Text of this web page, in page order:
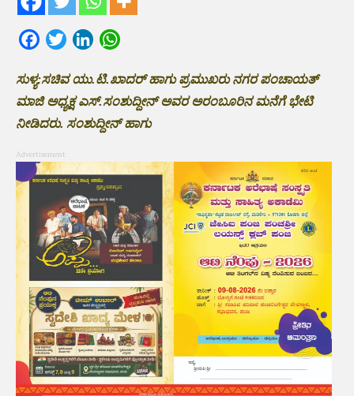
FacebookTwitterLinkedIn
ಸುಳ್ಯ:ಸಚಿವ ಯು.ಟಿ.ಖಾದರ್ ಹಾಗು ಪ್ರಮುಖರು ‌ನಗರ ಪಂಚಾಯತ್
ಮಾಜಿ ಅಧ್ಯಕ್ಷ ಎಸ್.ಸಂಶುದ್ದೀನ್ ಅವರ ಅರಂಬೂರಿನ ಮನೆಗೆ ಭೇಟಿ
ನೀಡಿದರು. ಸಂಶುದ್ದೀನ್ ಹಾಗು
Advertisement